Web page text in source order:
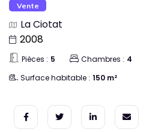
Vente
La Ciotat
2008
Pièces : 5 Chambres : 4
Surface habitable : 150 m²